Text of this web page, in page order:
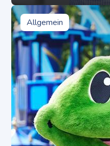
Erlebnispark
Allgemein